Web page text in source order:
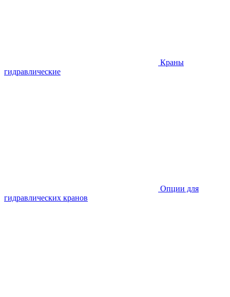
Краны
гидравлические
Опции для
гидравлических кранов